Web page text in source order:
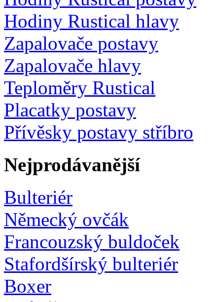
Hodiny Rustical hlavy
Zapalovače postavy
Zapalovače hlavy
Teploměry Rustical
Placatky postavy
Přívěsky postavy stříbro
Nejprodávanější
Bulteriér
Německý ovčák
Francouzský buldoček
Stafordšírský bulteriér
Boxer